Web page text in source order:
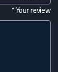
Your review
*